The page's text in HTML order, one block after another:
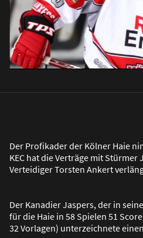
Der Profikader der Kölner Haie
KEC hat die Verträge mit Stürmer
Verteidiger Torsten Ankert
Der Kanadier Jaspers, der in
für die Haie in 58 Spielen 51
32 Vorlagen) unterzeichnete